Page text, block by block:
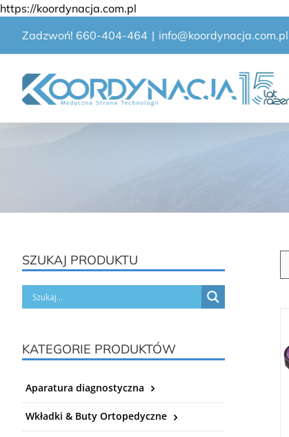
https://koordynacja.com.pl
zawartości
Zadzwoń! 660-404-464 | info@koordynacja.com.pl
SZUKAJ PRODUKTU
KATEGORIE PRODUKTÓW
Aparatura diagnostyczna
Wkładki & Buty Ortopedyczne